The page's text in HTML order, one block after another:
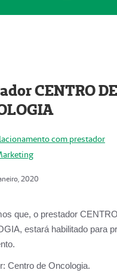
CENTRO DE
com prestador
2020
que, o prestador
estará habilitado para
Centro de Oncologia.